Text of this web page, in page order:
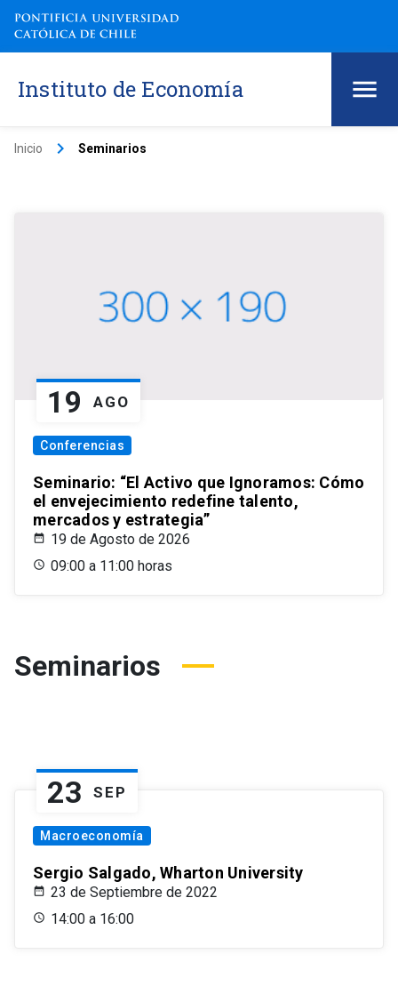
Instituto de Economía
Inicio keyboard_arrow_right Seminarios
19 AGO
Conferencias
Seminario: “El Activo que Ignoramos: Cómo
el envejecimiento redefine talento,
mercados y estrategia”
19 de Agosto de 2026
09:00 a 11:00 horas
Seminarios
23 SEP
Macroeconomía
Sergio Salgado, Wharton University
23 de Septiembre de 2022
14:00 a 16:00